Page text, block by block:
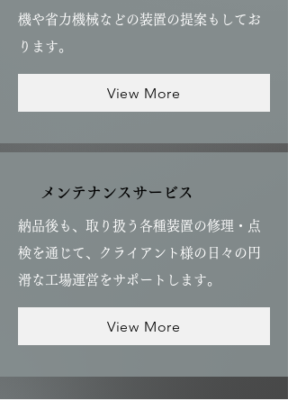
機や省力機械などの装置の提案もしてお
ります。
View More
メンテナンスサービス
納品後も、取り扱う各種装置の修理・点
検を通じて、クライアント様の日々の円
滑な工場運営をサポートします。​
View More